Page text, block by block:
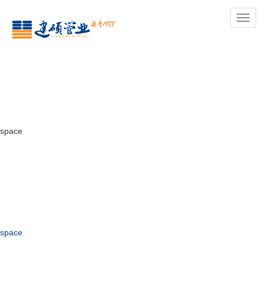
导
space
space